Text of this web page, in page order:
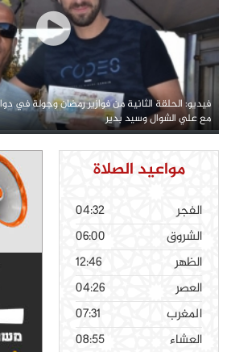
فيديو: الحلقة الثانية من فوازير رمضان وجولة في
مع علي الشوال وسيد بدير
مواعيد الصلاة
الفجر
04:32
الشروق
06:00
الظهر
12:46
العصر
04:26
المغرب
07:31
العشاء
08:55